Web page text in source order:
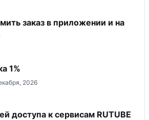
заказ в приложении и на
1%
2026
доступа к сервисам RUTUBE